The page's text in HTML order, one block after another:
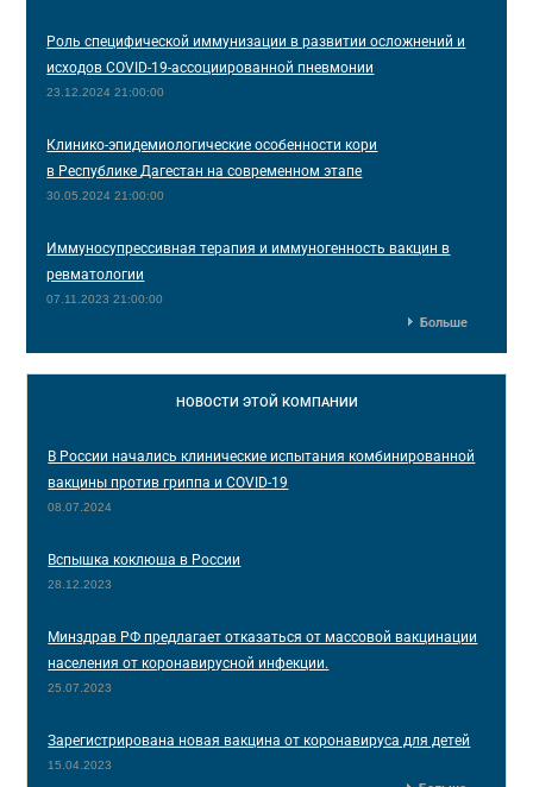
Роль специфической иммунизации в развитии осложнений и
исходов COVID-19-ассоциированной пневмонии
23.12.2024 21:00:00
Клинико-эпидемиологические особенности кори
в Республике Дагестан на современном этапе
30.05.2024 21:00:00
Иммуносупрессивная терапия и иммуногенность вакцин в
ревматологии
07.11.2023 21:00:00
Больше
НОВОСТИ ЭТОЙ КОМПАНИИ
В России начались клинические испытания комбинированной
вакцины против гриппа и COVID-19
08.07.2024
Вспышка коклюша в России
28.12.2023
Минздрав РФ предлагает отказаться от массовой вакцинации
населения от коронавирусной инфекции.
25.07.2023
Зарегистрирована новая вакцина от коронавируса для детей
15.04.2023